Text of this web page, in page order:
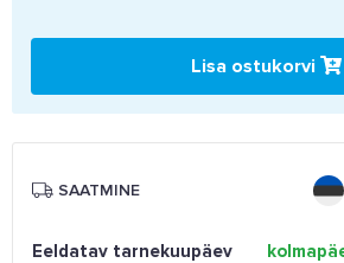
Lisa ostukorvi
SAATMINE
Eeldatav tarnekuupäev